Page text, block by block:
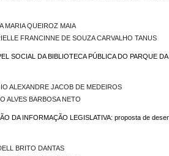
MARIA QUEIROZ MAIA
FRANCINNE DE SOUZA CARVALHO TANUS
SOCIAL DA BIBLIOTECA PÚBLICA DO PARQUE
ALEXANDRE JACOB DE MEDEIROS
ALVES BARBOSA NETO
DA INFORMAÇÃO LEGISLATIVA: proposta de
BRITO DANTAS